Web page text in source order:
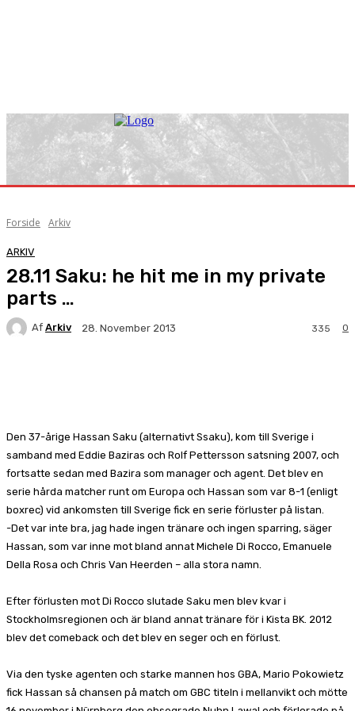
Forside Arkiv
ARKIV
28.11 Saku: he hit me in my private
parts …
Af Arkiv 28. November 2013 0
335
Den 37-årige Hassan Saku (alternativt Ssaku), kom till Sverige i
samband med Eddie Baziras och Rolf Pettersson satsning 2007, och
fortsatte sedan med Bazira som manager och agent. Det blev en
serie hårda matcher runt om Europa och Hassan som var 8-1 (enligt
boxrec) vid ankomsten till Sverige fick en serie förluster på listan.
-Det var inte bra, jag hade ingen tränare och ingen sparring, säger
Hassan, som var inne mot bland annat Michele Di Rocco, Emanuele
Della Rosa och Chris Van Heerden – alla stora namn.
Efter förlusten mot Di Rocco slutade Saku men blev kvar i
Stockholmsregionen och är bland annat tränare för i Kista BK. 2012
blev det comeback och det blev en seger och en förlust.
Via den tyske agenten och starke mannen hos GBA, Mario Pokowietz
fick Hassan så chansen på match om GBC titeln i mellanvikt och mötte